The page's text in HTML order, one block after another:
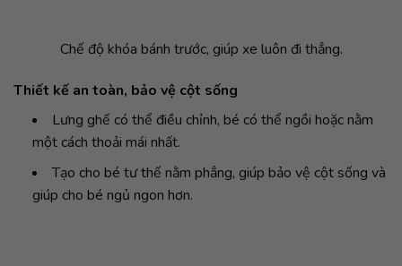
Chế độ khóa bánh trước, giúp xe luôn đi thẳng.
Thiết kế an toàn, bảo vệ cột sống
Lưng ghế có thể điều chỉnh, bé có thể ngồi hoặc nằm
một cách thoải mái nhất.
Tạo cho bé tư thế nằm phẳng, giúp bảo vệ cột sống và
giúp cho bé ngủ ngon hơn.